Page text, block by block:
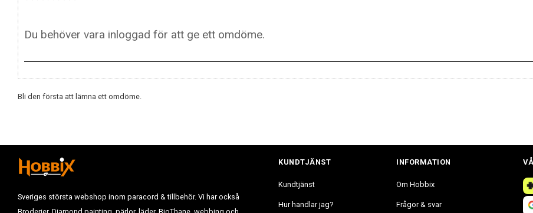
Bli den första att lämna ett omdöme.
Sveriges största webshop inom paracord & tillbehör. Vi har också
KUNDTJÄNST
Kundtjänst
Hur handlar jag?
INFORMATION
Om Hobbix
Frågor & svar